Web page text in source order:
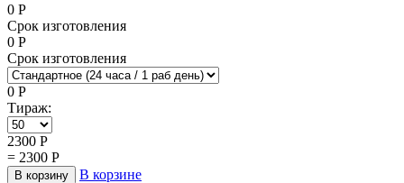
0 Р
Срок изготовления
0 Р
Срок изготовления
0 Р
Тираж:
2300 Р
= 2300 Р
В корзину
В корзине